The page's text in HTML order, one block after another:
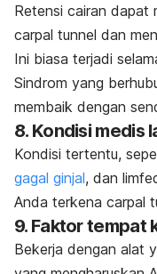
Retensi cairan dapat
carpal tunnel dan
Ini biasa terjadi
Sindrom yang
membaik dengan
8. Kondisi medis
Kondisi tertentu,
gagal ginjal, dan
Anda terkena carpal
9. Faktor tempat
Bekerja dengan alat